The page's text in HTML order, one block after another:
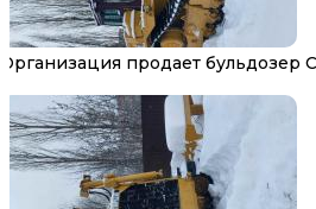
Организация продает бульдозер